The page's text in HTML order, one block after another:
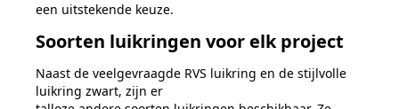
een uitstekende keuze.
Soorten luikringen voor elk project
Naast de veelgevraagde RVS luikring en de stijlvolle
luikring zwart, zijn er